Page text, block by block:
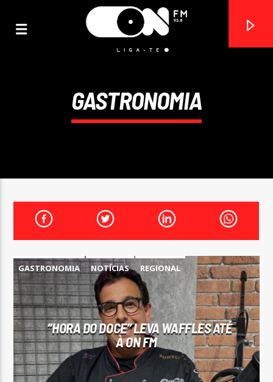
ON FM
LIGA-TE
FAIXA ATUAL
TÍTULO
ARTISTA
GASTRONOMIA
GASTRONOMIA NOTÍCIAS REGIONAL
“HORA DO DOCE” LEVA WAFFLES ATÉ
À ON FM